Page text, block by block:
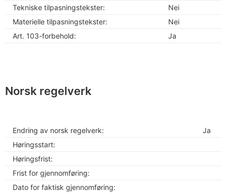
Tekniske tilpasningstekster:
Nei
Materielle tilpasningstekster:
Nei
Art. 103-forbehold:
Ja
Norsk regelverk
Endring av norsk regelverk:
Ja
Høringsstart:
Høringsfrist:
Frist for gjennomføring:
Dato for faktisk gjennomføring: